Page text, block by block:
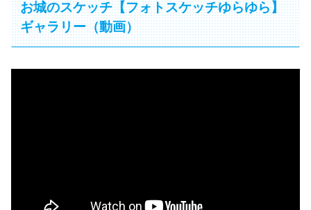
お城のスケッチ【フォトスケッチゆらゆら】
ギャラリー（動画）